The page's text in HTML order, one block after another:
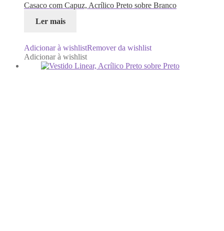
Casaco com Capuz, Acrílico Preto sobre Branco
Ler mais
Adicionar à wishlistRemover da wishlist
Adicionar à wishlist